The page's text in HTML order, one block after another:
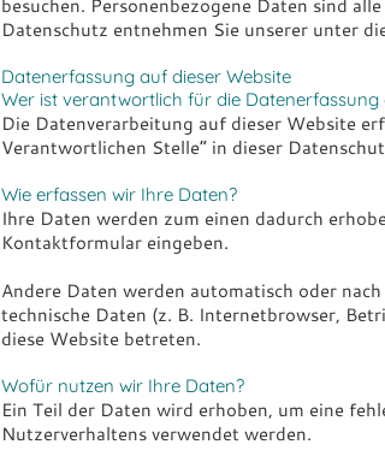
besuchen. Personenbezogene Daten sind
Datenschutz entnehmen Sie unserer unter
Datenerfassung auf dieser Website
Wer ist verantwortlich für die Datenerfassung
Die Datenverarbeitung auf dieser Website
Verantwortlichen Stelle“ in dieser
Wie erfassen wir Ihre Daten?
Ihre Daten werden zum einen dadurch
Kontaktformular eingeben.
Andere Daten werden automatisch oder
technische Daten (z. B. Internetbrowser,
diese Website betreten.
Wofür nutzen wir Ihre Daten?
Ein Teil der Daten wird erhoben, um eine
Nutzerverhaltens verwendet werden.